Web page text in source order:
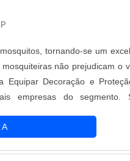
tornando-se um
não prejudicam o
Equipar Decoração e
empresas do segmento.